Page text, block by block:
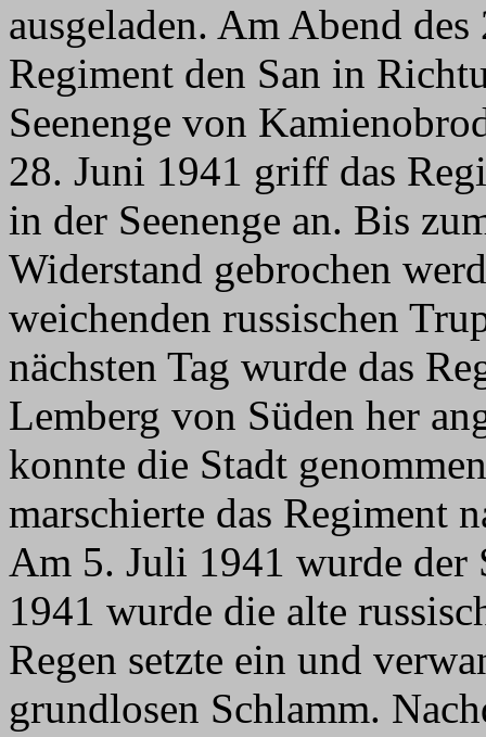
ausgeladen. Am Abend
Regiment den San in
Seenenge von
28. Juni 1941 griff das
in der Seenenge an. Bis
Widerstand gebrochen
weichenden russischen
nächsten Tag wurde das
Lemberg von Süden her
konnte die Stadt
marschierte das Regiment
Am 5. Juli 1941 wurde der
1941 wurde die alte
Regen setzte ein und
grundlosen Schlamm.